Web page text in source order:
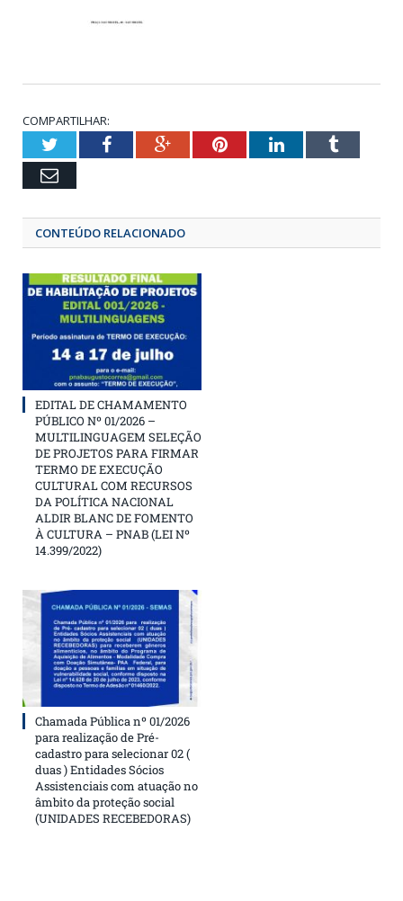
COMPARTILHAR:
TwitterFacebookGoogle+Pinterest
LinkedIn
Email
CONTEÚDO RELACIONADO
EDITAL DE CHAMAMENTO
PÚBLICO Nº 01/2026 –
MULTILINGUAGEM SELEÇÃO
DE PROJETOS PARA FIRMAR
TERMO DE EXECUÇÃO
CULTURAL COM RECURSOS
DA POLÍTICA NACIONAL
ALDIR BLANC DE FOMENTO
À CULTURA – PNAB (LEI Nº
14.399/2022)
Chamada Pública nº 01/2026
para realização de Pré-
cadastro para selecionar 02 (
duas ) Entidades Sócios
Assistenciais com atuação no
âmbito da proteção social
(UNIDADES RECEBEDORAS)